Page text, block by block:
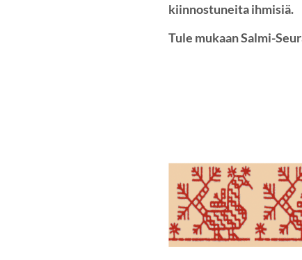
kiinnostuneita ihmisiä.
Tule mukaan Salmi-